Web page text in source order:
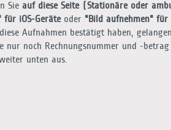
Sie auf diese Seite (Stationäre oder
für iOS-Geräteoder "Bild aufnehmen"
Aufnahmen bestätigt haben,
nur noch Rechnungsnummer und -betrag
unten aus.